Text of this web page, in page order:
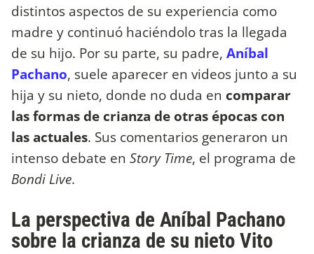
distintos aspectos de su experiencia como
madre y continuó haciéndolo tras la llegada
de su hijo. Por su parte, su padre, Aníbal
Pachano, suele aparecer en videos junto a su
hija y su nieto, donde no duda en comparar
las formas de crianza de otras épocas con
las actuales. Sus comentarios generaron un
intenso debate en Story Time, el programa de
Bondi Live.
La perspectiva de Aníbal Pachano
sobre la crianza de su nieto Vito